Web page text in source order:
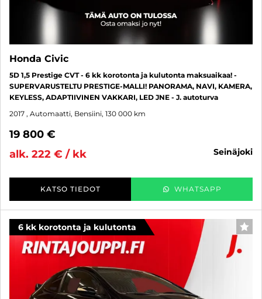
Honda Civic
5D 1,5 Prestige CVT - 6 kk korotonta ja kulutonta maksuaikaa! -
SUPERVARUSTELTU PRESTIGE-MALLI! PANORAMA, NAVI, KAMERA,
KEYLESS, ADAPTIIVINEN VAKKARI, LED JNE - J. autoturva
2017 , Automaatti, Bensiini, 130 000 km
19 800 €
alk. 222 € / kk
seinäjoki
KATSO TIEDOT WHATSAPP
6 kk korotonta ja kulutonta